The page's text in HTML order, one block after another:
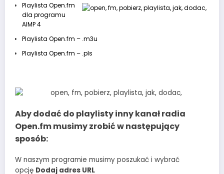
Playlista Open.fm
dla programu
AIMP 4
Playlista Open.fm – .m3u
Playlista Open.fm – .pls
Aby dodać do playlisty inny kanał radia
Open.fm musimy zrobić w następujący
sposób:
W naszym programie musimy poszukać i wybrać
opcję Dodaj adres URL